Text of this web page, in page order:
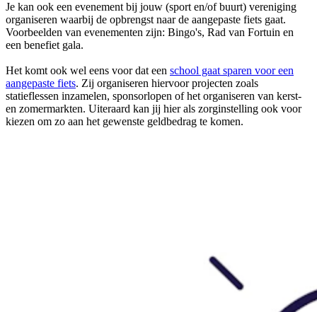
Je kan ook een evenement bij jouw (sport en/of buurt) vereniging
organiseren waarbij de opbrengst naar de aangepaste fiets gaat.
Voorbeelden van evenementen zijn: Bingo's, Rad van Fortuin en
een benefiet gala.
Het komt ook wel eens voor dat een school gaat sparen voor een
aangepaste fiets. Zij organiseren hiervoor projecten zoals
statieflessen inzamelen, sponsorlopen of het organiseren van kerst-
en zomermarkten. Uiteraard kan jij hier als zorginstelling ook voor
kiezen om zo aan het gewenste geldbedrag te komen.